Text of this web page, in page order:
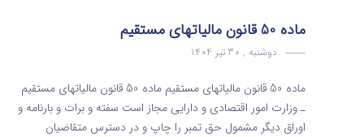
ماده 50 قانون مالیاتهای مستقیم
دوشنبه , 30 تیر 1404
ماده 50 قانون مالیاتهای مستقیم ماده 50 قانون مالیاتهای مستقیم
ـ وزارت امور اقتصادی و دارایی مجاز است سفته و برات و بارنامه و
اوراق دیگر مشمول حق تمبر را چاپ و در دسترس متقاضیان